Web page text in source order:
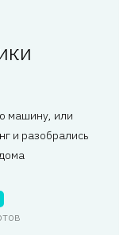
машину, или
и разобрались